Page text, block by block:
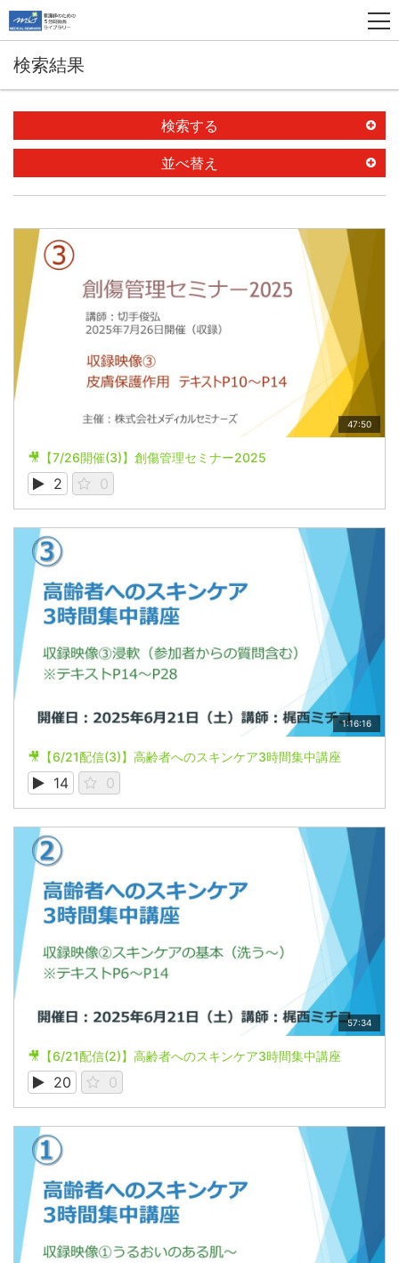
検索結果
検索する
並べ替え
47:50
🎥【7/26開催(3)】創傷管理セミナー2025
2 0
1:16:16
🎥【6/21配信(3)】高齢者へのスキンケア3時間集中講座
14 0
57:34
🎥【6/21配信(2)】高齢者へのスキンケア3時間集中講座
20 0